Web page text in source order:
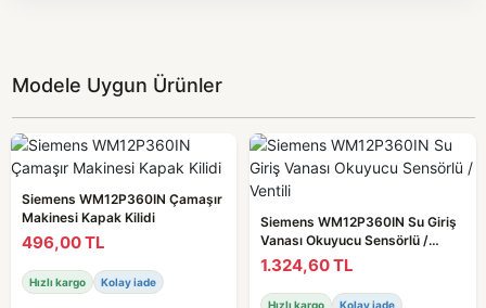
Modele Uygun Ürünler
Siemens WM12P360IN Çamaşır
Makinesi Kapak Kilidi
496,00 TL
Hızlı kargo Kolay iade
Siemens WM12P360IN Su Giriş
Vanası Okuyucu Sensörlü /
Ventili
1.324,60 TL
Hızlı kargo Kolay iade